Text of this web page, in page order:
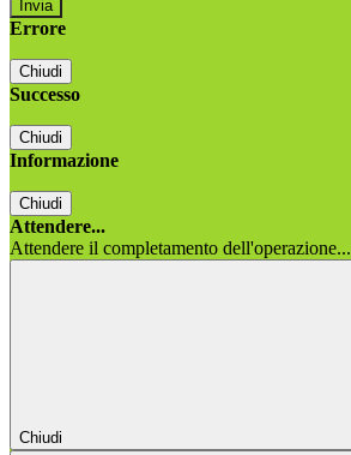
Errore
Chiudi
Successo
Chiudi
Informazione
Chiudi
Attendere...
Attendere il completamento dell'operazione...
Chiudi